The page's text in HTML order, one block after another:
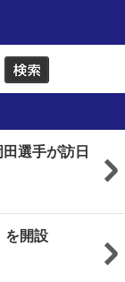
選手が訪日
を開設